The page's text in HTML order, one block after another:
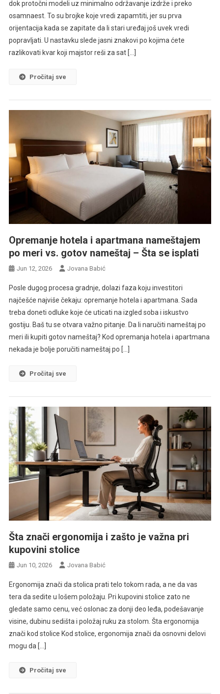
dok protočni modeli uz minimalno održavanje izdrže i preko
osamnaest. To su brojke koje vredi zapamtiti, jer su prva
orijentacija kada se zapitate da li stari uređaj još uvek vredi
popravljati. U nastavku slede jasni znakovi po kojima ćete
razlikovati kvar koji majstor reši za sat […]
Pročitaj sve
Opremanje hotela i apartmana nameštajem
po meri vs. gotov nameštaj – Šta se isplati
Jun 12, 2026 Jovana Babić
Posle dugog procesa gradnje, dolazi faza koju investitori
najčešće najviše čekaju: opremanje hotela i apartmana. Sada
treba doneti odluke koje će uticati na izgled soba i iskustvo
gostiju. Baš tu se otvara važno pitanje. Da li naručiti nameštaj po
meri ili kupiti gotov nameštaj? Kod opremanja hotela i apartmana
nekada je bolje poručiti nameštaj po […]
Pročitaj sve
Šta znači ergonomija i zašto je važna pri
kupovini stolice
Jun 10, 2026 Jovana Babić
Ergonomija znači da stolica prati telo tokom rada, a ne da vas
tera da sedite u lošem položaju. Pri kupovini stolice zato ne
gledate samo cenu, već oslonac za donji deo leđa, podešavanje
visine, dubinu sedišta i položaj ruku za stolom. Šta ergonomija
znači kod stolice Kod stolice, ergonomija znači da osnovni delovi
mogu da […]
Pročitaj sve